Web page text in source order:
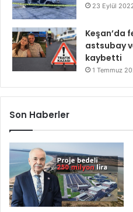
23 Eylül
Keşan’da
astsubay
kaybetti
1 Temmuz
Son Haberler